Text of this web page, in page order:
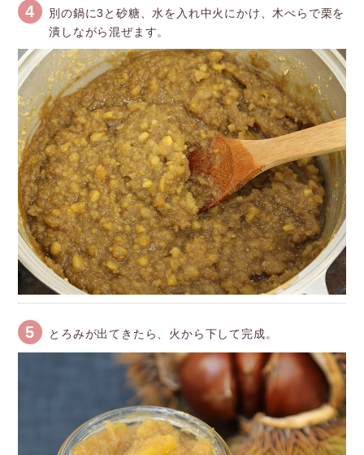
4
別の鍋に3と砂糖、水を入れ中火にかけ、木べらで栗を
潰しながら混ぜます。
5 とろみが出てきたら、火から下して完成。